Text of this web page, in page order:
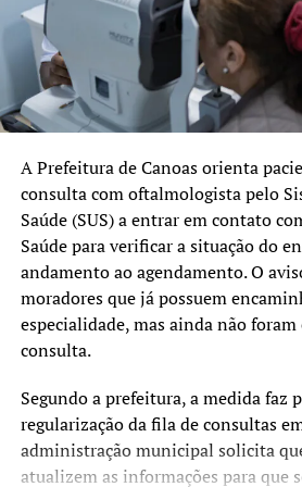
Pólio (1ª dose)
Pneumocócica (1ª dose)
Rotavírus (1ª dose)
3 meses :
Meningocócica C (1ª dose)
4 meses:
Pentavalente (2ª dose)
Pólio (2ª dose)
Rotavírus (2ª dose)
5 meses:
A Prefeitura de Canoas orienta
consulta com oftalmologista pelo
Saúde (SUS) a entrar em contato
Saúde para verificar a situação do
andamento ao agendamento. O
moradores que já possuem
especialidade, mas ainda não foram
consulta.
Segundo a prefeitura, a medida faz
regularização da fila de consultas
administração municipal solicita
atualizem as informações para que